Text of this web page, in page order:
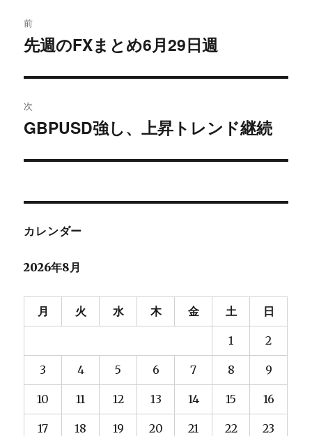
稿
ビ
ゲ
ー
ン
前
過
の
投
稿:
先週のFXまとめ6月29日週
次
次
投
GBPUSD強し、上昇トレンド継続
カレンダー
2026年8月
月 火 水 木 金 土 日
1 2
3 4 5 6 7 8 9
10 11 12 13 14 15 16
17 18 19 20 21 22 23